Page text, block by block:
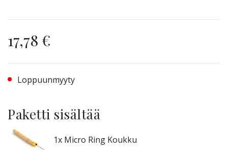
17,78 €
Loppuunmyyty
Paketti sisältää
1x Micro Ring Koukku